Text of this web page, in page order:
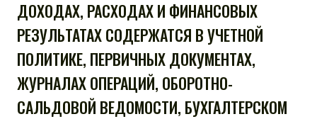
ДОХОДАХ, РАСХОДАХ И ФИНАНСОВЫХ
РЕЗУЛЬТАТАХ СОДЕРЖАТСЯ В УЧЕТНОЙ
ПОЛИТИКЕ, ПЕРВИЧНЫХ ДОКУМЕНТАХ,
ЖУРНАЛАХ ОПЕРАЦИЙ, ОБОРОТНО-
САЛЬДОВОЙ ВЕДОМОСТИ, БУХГАЛТЕРСКОМ